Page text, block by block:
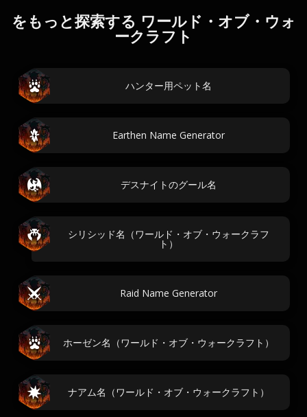
をもっと探索する ワールド・オブ・ウォ
ークラフト
ハンター用ペット名
Earthen Name Generator
デスナイトのグール名
シリシッド名（ワールド・オブ・ウォークラフ
ト）
Raid Name Generator
ホーゼン名（ワールド・オブ・ウォークラフト）
ナアム名（ワールド・オブ・ウォークラフト）